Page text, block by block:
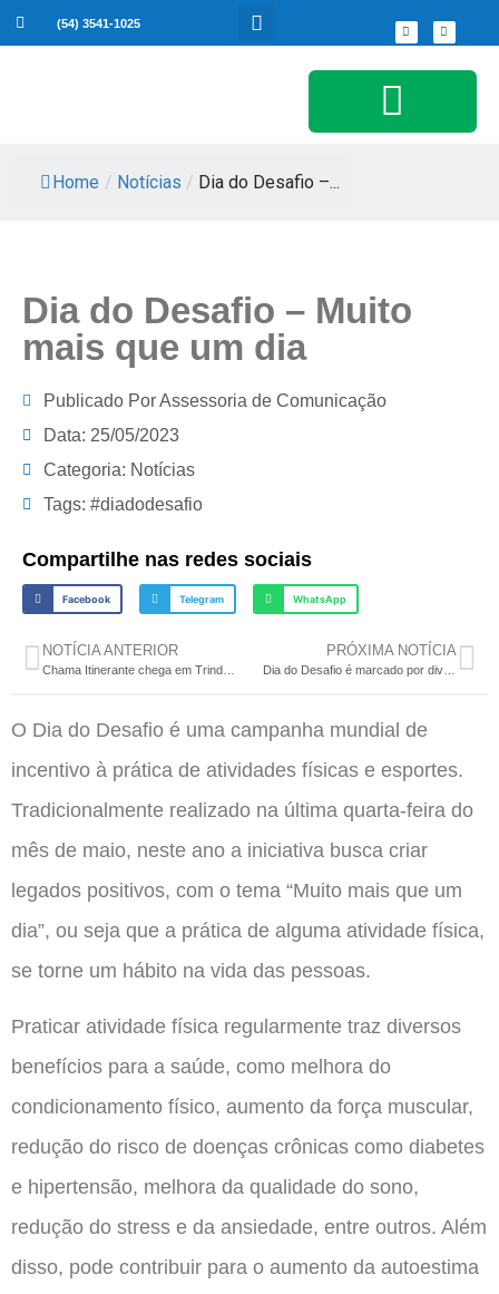
(54) 3541-1025
Home / Notícias / Dia do Desafio –...
Dia do Desafio – Muito
mais que um dia
Publicado PorAssessoria de Comunicação
Data: 25/05/2023
Categoria: Notícias
Tags: #diadodesafio
Compartilhe nas redes sociais
Facebook Telegram WhatsApp
NOTÍCIA ANTERIOR PRÓXIMA NOTÍCIA
O Dia do Desafio é uma campanha mundial de
incentivo à prática de atividades físicas e esportes.
Tradicionalmente realizado na última quarta-feira do
mês de maio, neste ano a iniciativa busca criar
legados positivos, com o tema “Muito mais que um
dia”, ou seja que a prática de alguma atividade física,
se torne um hábito na vida das pessoas.
Praticar atividade física regularmente traz diversos
benefícios para a saúde, como melhora do
condicionamento físico, aumento da força muscular,
redução do risco de doenças crônicas como diabetes
e hipertensão, melhora da qualidade do sono,
redução do stress e da ansiedade, entre outros. Além
disso, pode contribuir para o aumento da autoestima